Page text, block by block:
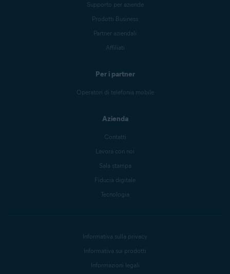
Supporto per aziende
Prodotti Business
Partner aziendali
Affiliati
Per i partner
Operatori di telefonia mobile
Azienda
Contatti
Lavora con noi
Sala stampa
Fiducia digitale
Tecnologia
Informativa sulla privacy
Informativa sui prodotti
Informazioni legali